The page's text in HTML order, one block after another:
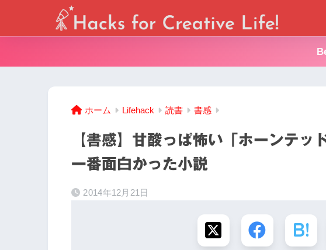
ホーム Lifehack 読書 書感
【書感】甘酸っぱ怖い「ホーンテッ
一番面白かった小説
2014年12月21日